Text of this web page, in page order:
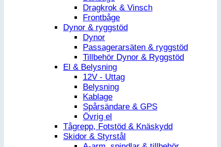
Dragkrok & Vinsch
Frontbåge
Dynor & ryggstöd
Dynor
Passagerarsäten & ryggstöd
Tillbehör Dynor & Ryggstöd
El & Belysning
12V - Uttag
Belysning
Kablage
Spårsändare & GPS
Övrig el
Tågrepp, Fotstöd & Knäskydd
Skidor & Styrstål